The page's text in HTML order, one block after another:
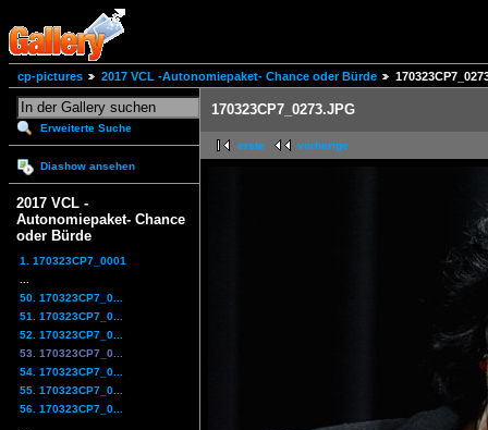
cp-pictures 2017 VCL -Autonomiepaket- Chance oder Bürde
Erweiterte Suche
Diashow ansehen
2017 VCL -
Autonomiepaket- Chance
oder Bürde
1. 170323CP7_0001
50. 170323CP7_0...
51. 170323CP7_0...
52. 170323CP7_0...
53. 170323CP7_0...
54. 170323CP7_0...
55. 170323CP7_0...
56. 170323CP7_0...
170323CP7_0273.JPG
erste vorherige